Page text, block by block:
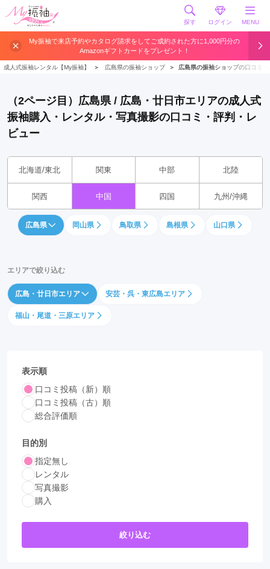
探す ログイン MENU
My振袖で来店予約やカタログ請求をしてご成約された方に1,000円分の
Amazonギフトカードをプレゼント！
成人式振袖レンタル【My振袖】 ＞ 広島県の振袖ショップ ＞ 広島県の振袖ショップの口コミ
（2ページ目）広島県 / 広島・廿日市エリアの成人式
振袖購入・レンタル・写真撮影の口コミ・評判・レ
ビュー
北海道/東北 関東 中部 北陸
関西 中国 四国 九州/沖縄
広島県 岡山県 鳥取県 島根県 山口県
エリアで絞り込む
広島・廿日市エリア 安芸・呉・東広島エリア
福山・尾道・三原エリア
表示順
口コミ投稿（新）順
口コミ投稿（古）順
総合評価順
目的別
指定無し
レンタル
写真撮影
購入
絞り込む